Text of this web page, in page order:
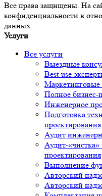
Все права защищены. На
конфиденциальности в
данных.
Услуги
Все услуги
Выездные
Best-use
Маркетинговые
Полное бизнес-
Инженерное
Подготовка
проектирования
Аудит
Аудит-«чистка»
проектирования
Выполнение
Авторский
Авторский